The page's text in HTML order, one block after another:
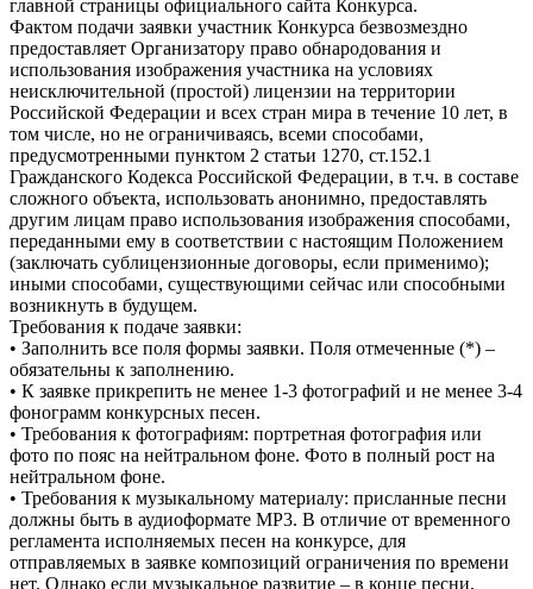
главной страницы официального сайта Конкурса.
Фактом подачи заявки участник Конкурса безвозмездно
предоставляет Организатору право обнародования и
использования изображения участника на условиях
неисключительной (простой) лицензии на территории
Российской Федерации и всех стран мира в течение 10 лет, в
том числе, но не ограничиваясь, всеми способами,
предусмотренными пунктом 2 статьи 1270, ст.152.1
Гражданского Кодекса Российской Федерации, в т.ч. в составе
сложного объекта, использовать анонимно, предоставлять
другим лицам право использования изображения способами,
переданными ему в соответствии с настоящим Положением
(заключать сублицензионные договоры, если применимо);
иными способами, существующими сейчас или способными
возникнуть в будущем.
Требования к подаче заявки:
• Заполнить все поля формы заявки. Поля отмеченные (*) –
обязательны к заполнению.
• К заявке прикрепить не менее 1-3 фотографий и не менее 3-4
фонограмм конкурсных песен.
• Требования к фотографиям: портретная фотография или
фото по пояс на нейтральном фоне. Фото в полный рост на
нейтральном фоне.
• Требования к музыкальному материалу: присланные песни
должны быть в аудиоформате MP3. В отличие от временного
регламента исполняемых песен на конкурсе, для
отправляемых в заявке композиций ограничения по времени
нет. Однако если музыкальное развитие – в конце песни,